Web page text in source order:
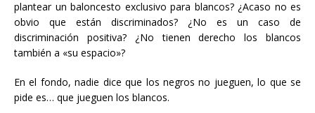
plantear un baloncesto exclusivo para blancos? ¿Acaso no es
obvio que están discriminados? ¿No es un caso de
discriminación positiva? ¿No tienen derecho los blancos
también a «su espacio»?
En el fondo, nadie dice que los negros no jueguen, lo que se
pide es… que jueguen los blancos.